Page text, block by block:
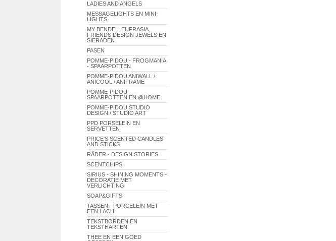
LADIES AND ANGELS
MESSAGELIGHTS EN MINI-
LIGHTS
MY BENDEL, EUFRASIA,
FRIENDS DESIGN JEWELS EN
SIERADEN
PASEN
POMME-PIDOU - FROGMANIA
- SPAARPOTTEN
POMME-PIDOU ANIWALL /
ANICOOL / ANIFRAME
POMME-PIDOU
SPAARPOTTEN EN @HOME
POMME-PIDOU STUDIO
DESIGN / STUDIO ART
PPD PORSELEIN EN
SERVETTEN
PRICE'S SCENTED CANDLES
AND STICKS
RÄDER - DESIGN STORIES
SCENTCHIPS
SIRIUS - SHINING MOMENTS -
DECORATIE MET
VERLICHTING
SOAP&GIFTS
TASSEN - PORCELEIN MET
EEN LACH
TEKSTBORDEN EN
TEKSTHARTEN
THEE EN EEN GOED